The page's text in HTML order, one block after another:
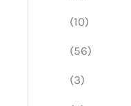
(10)
(56)
(3)